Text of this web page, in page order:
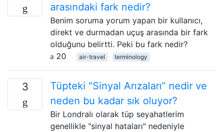
arasındaki fark nedir?
Benim soruma yorum yapan bir kullanıcı,
direkt ve durmadan uçuş arasında bir fark
olduğunu belirtti. Peki bu fark nedir?
20
air-travel terminology
3
Tüpteki “Sinyal Arızaları” nedir ve
neden bu kadar sık ​​oluyor?
Bir Londralı olarak tüp seyahatlerim
genellikle "sinyal hataları" nedeniyle